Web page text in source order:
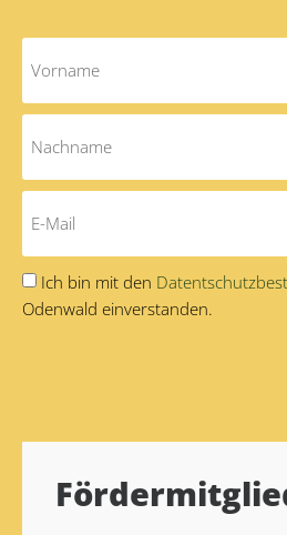
Ich bin mit den
Odenwald einverstanden.